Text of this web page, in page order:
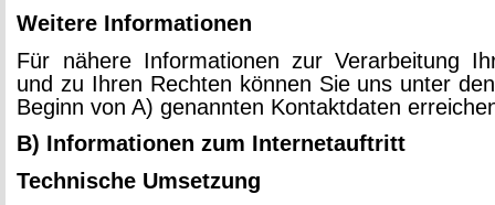
Wei­te­re In­for­ma­tio­nen
Für nä­he­re In­for­ma­tio­nen zur Ver­ar­bei­tung
und zu Ihren Rech­ten kön­nen Sie uns unter
Be­ginn von A) ge­nann­ten Kon­takt­da­ten
B) In­for­ma­tio­nen zum In­ter­net­auf­tritt
Tech­ni­sche Um­set­zung